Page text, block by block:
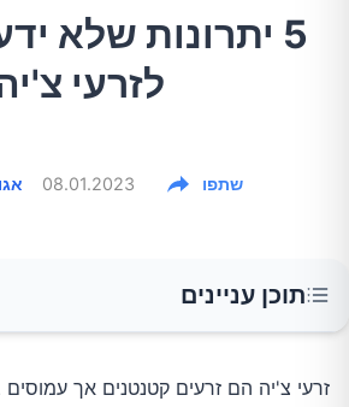
5 יתרונות שלא
לזרעי
08.01.2023 שתפו
תוכן עניינים
ירידה במשקל
זרעי צ'יה הם זרעים קטנטנים אך עמוסים